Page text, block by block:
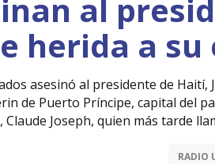
al
herida a su
asesinó al presidente de Haití,
de Puerto Príncipe, capital del
Joseph, quien más tarde
RADIO